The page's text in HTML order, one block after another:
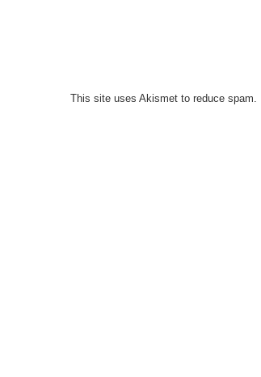
This site uses Akismet to reduce spam.